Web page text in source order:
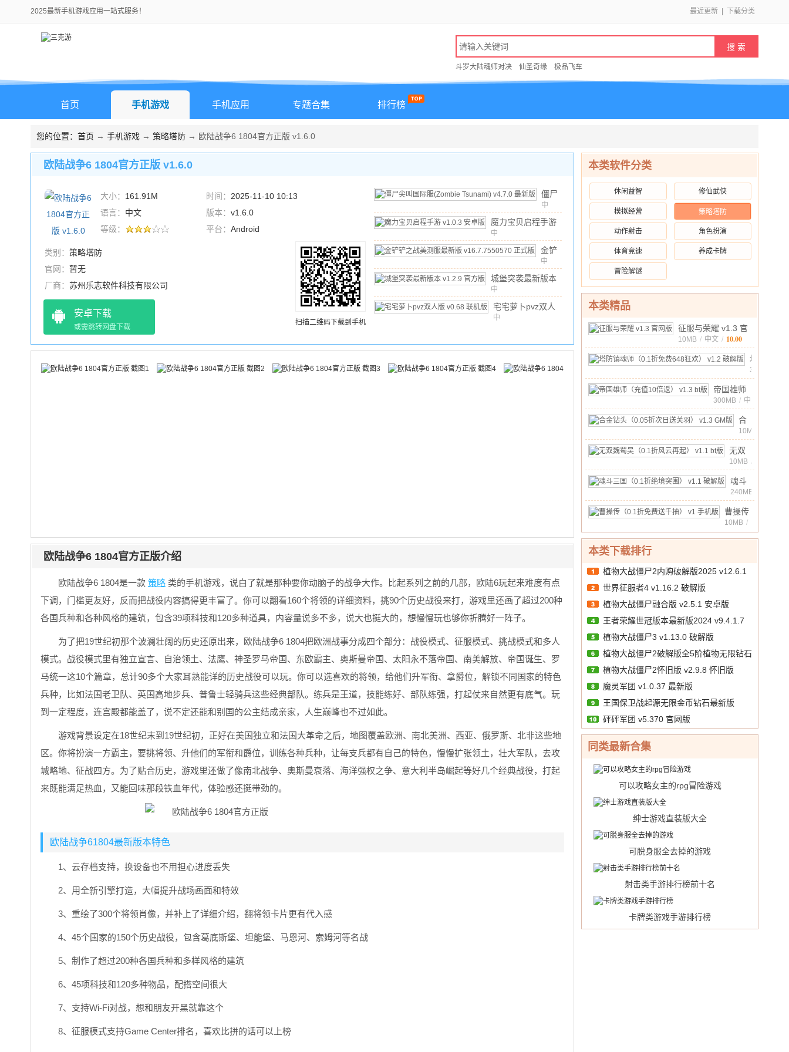
2025最新手机游戏应用一站式服务！ 最近更新 下载分类
斗罗大陆魂师对决 仙圣奇缘 极品飞车
首页 手机游戏 手机应用 专题合集 排行榜
您的位置： 首页 → 手机游戏 → 策略塔防 → 欧陆战争6 1804官方正版 v1.6.0
欧陆战争6 1804官方正版 v1.6.0
大小： 161.91M 时间： 2025-11-10 10:13
语言： 中文 版本： v1.6.0
等级：
平台： Android
类别： 策略塔防
官网： 暂无
厂商： 苏州乐志软件科技有限公司
安卓下载
或需跳转网盘下载
僵尸
尖叫
国际
服
(Zombie
Tsunami)
最新
版
中
文 / 105.35M
魔力宝贝启程手游
v1.0.3 安卓版
中
文 / 641.11M / 10.00
金铲
铲之
战美
测服
最新
版
v16.7.7550570
版
中
文 / 90.18M
城堡突袭最新版本
v1.2.9 官方版
中
文 / 135.72M / 10.00
宅宅萝卜pvz双人
版
中
扫描二维码下载到手机
欧陆战争6 1804官方正版介绍
欧陆战争6 1804是一款 策略 类的手机游戏，说白了就是那种要你动脑子的战争大作。比起系列之前的几部，欧陆6玩起来难度有点
下调，门槛更友好，反而把战役内容搞得更丰富了。你可以翻看160个将领的详细资料，挑90个历史战役来打，游戏里还画了超过200种
各国兵种和各种风格的建筑，包含39项科技和120多种道具，内容量说多不多，说大也挺大的，想慢慢玩也够你折腾好一阵子。
为了把19世纪初那个波澜壮阔的历史还原出来，欧陆战争6 1804把欧洲战事分成四个部分：战役模式、征服模式、挑战模式和多人
模式。战役模式里有独立宣言、自治领土、法鹰、神圣罗马帝国、东欧霸主、奥斯曼帝国、太阳永不落帝国、南美解放、帝国诞生、罗
马统一这10个篇章，总计90多个大家耳熟能详的历史战役可以玩。你可以选喜欢的将领，给他们升军衔、拿爵位，解锁不同国家的特色
兵种，比如法国老卫队、英国高地步兵、普鲁士轻骑兵这些经典部队。练兵是王道，技能练好、部队练强，打起仗来自然更有底气。玩
到一定程度，连宫殿都能盖了，说不定还能和别国的公主结成亲家，人生巅峰也不过如此。
游戏背景设定在18世纪末到19世纪初，正好在美国独立和法国大革命之后，地图覆盖欧洲、南北美洲、西亚、俄罗斯、北非这些地
区。你将扮演一方霸主，要挑将领、升他们的军衔和爵位，训练各种兵种，让每支兵都有自己的特色，慢慢扩张领土，壮大军队，去攻
城略地、征战四方。为了贴合历史，游戏里还做了像南北战争、奥斯曼衰落、海洋强权之争、意大利半岛崛起等好几个经典战役，打起
来既能满足热血，又能回味那段铁血年代，体验感还挺带劲的。
欧陆战争61804最新版本特色
1、云存档支持，换设备也不用担心进度丢失
2、用全新引擎打造，大幅提升战场画面和特效
3、重绘了300个将领肖像，并补上了详细介绍，翻将领卡片更有代入感
4、45个国家的150个历史战役，包含葛底斯堡、坦能堡、马恩河、索姆河等名战
5、制作了超过200种各国兵种和多样风格的建筑
6、45项科技和120多种物品，配搭空间很大
7、支持Wi-Fi对战，想和朋友开黑就靠这个
8、征服模式支持Game Center排名，喜欢比拼的话可以上榜
本类软件分类
休闲益智 修仙武侠
模拟经营 策略塔防
动作射击 角色扮演
体育竞速 养成卡牌
冒险解谜
本类精品
征服与荣耀 v1.3 官
网版
10MB / 中文 / 10.00
塔
防
折
免
648
欢）
v1.2
版
338MB
中
帝国雄师
（充值10
倍返）
v1.3 bt版
300MB / 中
文 / 10.00
合
金
头
（0.05
折
次
日
送
关
羽）
版
10MB
中
文
无双
魏蜀
（0.1
折风
云再
起）
v1.1
10MB /
中
文 / 10.00
魂斗
三国
折绝
境突
围）
版
240MB
中
文 / 10.00
曹操传
（0.1
折免费
v1 手
10MB /
中
文 / 10.00
本类下载排行
植物大战僵尸2内购破解版2025 v12.6.1
破解版
世界征服者4 v1.16.2 破解版
植物大战僵尸融合版 v2.5.1 安卓版
王者荣耀世冠版本最新版2024 v9.4.1.7
安卓版
植物大战僵尸3 v1.13.0 破解版
植物大战僵尸2破解版全5阶植物无限钻石
v12.6.1 官方版
植物大战僵尸2怀旧版 v2.9.8 怀旧版
魔灵军团 v1.0.37 最新版
王国保卫战起源无限金币钻石最新版
v6.2.00 破解版
砰砰军团 v5.370 官网版
同类最新合集
可以攻略女主的rpg冒险游戏
绅士游戏直装版大全
可脱身服全去掉的游戏
射击类手游排行榜前十名
卡牌类游戏手游排行榜